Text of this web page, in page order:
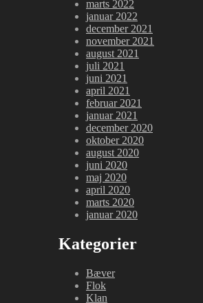
marts 2022
januar 2022
december 2021
november 2021
august 2021
juli 2021
juni 2021
april 2021
februar 2021
januar 2021
december 2020
oktober 2020
august 2020
juni 2020
maj 2020
april 2020
marts 2020
januar 2020
Kategorier
Bæver
Flok
Klan